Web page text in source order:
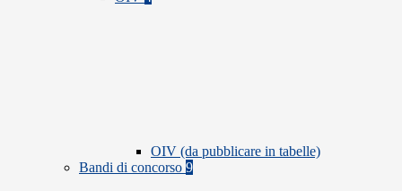
OIV (da pubblicare in tabelle)
Bandi di concorso 9